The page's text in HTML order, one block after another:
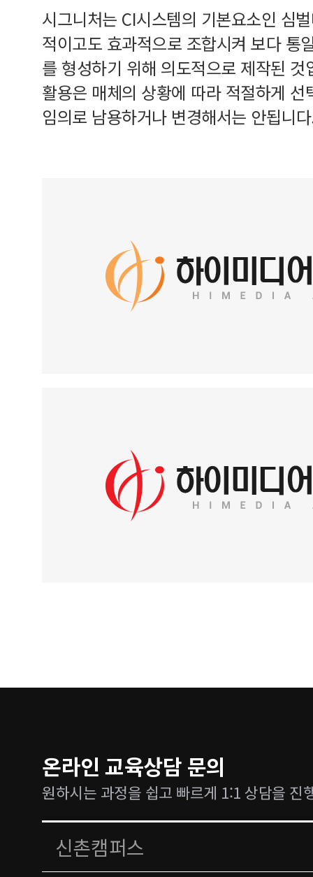
시그니처는 CI시스템의 기본요소인 심
적이고도 효과적으로 조합시켜 보다 통
를 형성하기 위해 의도적으로 제작된 것
활용은 매체의 상황에 따라 적절하게
임의로 남용하거나 변경해서는 안됩니
온라인 교육상담 문의
원하시는 과정을 쉽고 빠르게 1:1 상담을 진